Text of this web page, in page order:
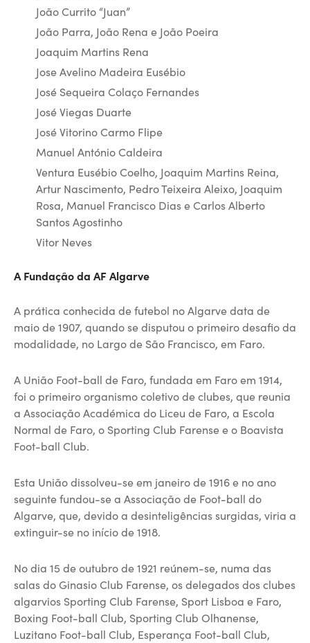
João Currito “Juan”
João Parra, João Rena e João Poeira
Joaquim Martins Rena
Jose Avelino Madeira Eusébio
José Sequeira Colaço Fernandes
José Viegas Duarte
José Vitorino Carmo Flipe
Manuel António Caldeira
Ventura Eusébio Coelho, Joaquim Martins Reina,
Artur Nascimento, Pedro Teixeira Aleixo, Joaquim
Rosa, Manuel Francisco Dias e Carlos Alberto
Santos Agostinho
Vitor Neves
A Fundação da AF Algarve
A prática conhecida de futebol no Algarve data de
maio de 1907, quando se disputou o primeiro desafio da
modalidade, no Largo de São Francisco, em Faro.
A União Foot-ball de Faro, fundada em Faro em 1914,
foi o primeiro organismo coletivo de clubes, que reunia
a Associação Académica do Liceu de Faro, a Escola
Normal de Faro, o Sporting Club Farense e o Boavista
Foot-ball Club.
Esta União dissolveu-se em janeiro de 1916 e no ano
seguinte fundou-se a Associação de Foot-ball do
Algarve, que, devido a desinteligências surgidas, viria a
extinguir-se no início de 1918.
No dia 15 de outubro de 1921 reúnem-se, numa das
salas do Ginasio Club Farense, os delegados dos clubes
algarvios Sporting Club Farense, Sport Lisboa e Faro,
Boxing Foot-ball Club, Sporting Club Olhanense,
Luzitano Foot-ball Club, Esperança Foot-ball Club,